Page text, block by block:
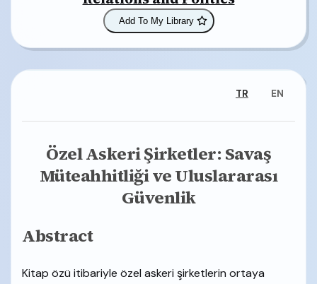
Add To My Library
TR EN
Özel Askeri Şirketler: Savaş
Müteahhitliği ve Uluslararası
Güvenlik
Abstract
Kitap özü itibariyle özel askeri şirketlerin ortaya